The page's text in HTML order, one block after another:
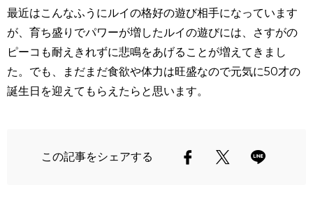
最近はこんなふうにルイの格好の遊び相手になっています
が、育ち盛りでパワーが増したルイの遊びには、さすがの
ピーコも耐えきれずに悲鳴をあげることが増えてきまし
た。でも、まだまだ食欲や体力は旺盛なので元気に50才の
誕生日を迎えてもらえたらと思います。
この記事をシェアする